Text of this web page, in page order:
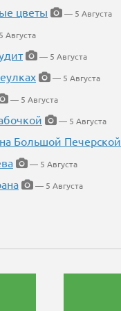
цветы
— 5 Августа
Августа
— 5 Августа
— 5 Августа
— 5 Августа
— 5 Августа
Большой Печерской
— 5 Августа
— 5 Августа